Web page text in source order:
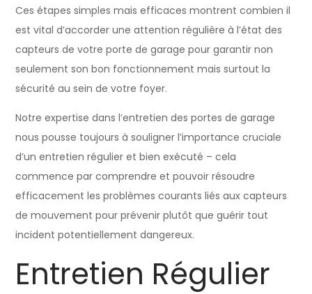
Ces étapes simples mais efficaces montrent combien il
est vital d’accorder une attention régulière à l’état des
capteurs de votre porte de garage pour garantir non
seulement son bon fonctionnement mais surtout la
sécurité au sein de votre foyer.
Notre expertise dans l’entretien des portes de garage
nous pousse toujours à souligner l’importance cruciale
d’un entretien régulier et bien exécuté – cela
commence par comprendre et pouvoir résoudre
efficacement les problèmes courants liés aux capteurs
de mouvement pour prévenir plutôt que guérir tout
incident potentiellement dangereux.
Entretien Régulier